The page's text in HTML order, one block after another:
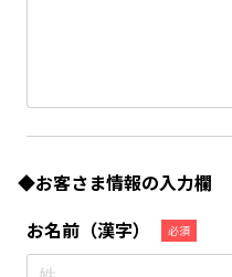
◆お客さま情報の入力欄
お名前 （漢字） 必須